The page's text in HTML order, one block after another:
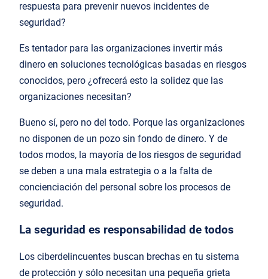
respuesta para prevenir nuevos incidentes de
seguridad?
Es tentador para las organizaciones invertir más
dinero en soluciones tecnológicas basadas en riesgos
conocidos, pero ¿ofrecerá esto la solidez que las
organizaciones necesitan?
Bueno sí, pero no del todo. Porque las organizaciones
no disponen de un pozo sin fondo de dinero. Y de
todos modos, la mayoría de los riesgos de seguridad
se deben a una mala estrategia o a la falta de
concienciación del personal sobre los procesos de
seguridad.
La seguridad es responsabilidad de todos
Los ciberdelincuentes buscan brechas en tu sistema
de protección y sólo necesitan una pequeña grieta